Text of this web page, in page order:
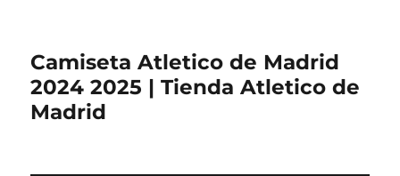
Camiseta Atletico de Madrid
2024 2025 | Tienda Atletico de
Madrid